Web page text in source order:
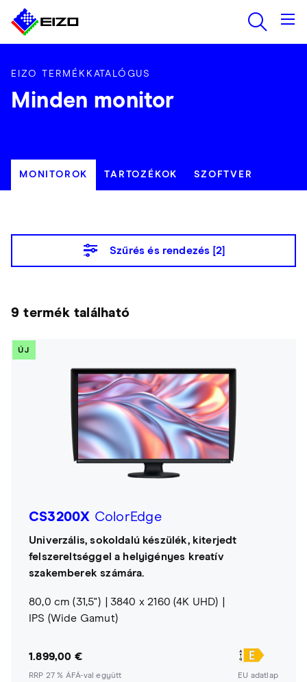
EIZO TERMÉKKATALÓGUS
Minden monitor
MONITOROK TARTOZÉKOK SZOFTVER
Szűrés és rendezés [2]
9 termék található
ÚJ
CS3200X ColorEdge
Univerzális, sokoldalú készülék, kiterjedt
felszereltséggel a helyigényes kreatív
szakemberek számára.
80,0 cm (31,5")
3840 x 2160 (4K UHD)
IPS (Wide Gamut)
1.899,00 €
RRP 27 % ÁFÁ-val együtt EU adatlap